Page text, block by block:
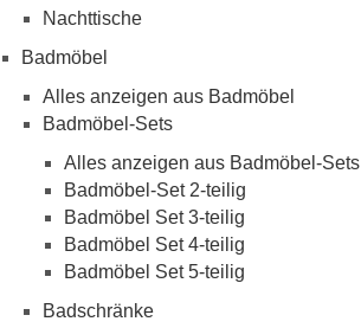
Nachttische
Badmöbel
Alles anzeigen aus Badmöbel
Badmöbel-Sets
Alles anzeigen aus Badmöbel-Sets
Badmöbel-Set 2-teilig
Badmöbel Set 3-teilig
Badmöbel Set 4-teilig
Badmöbel Set 5-teilig
Badschränke